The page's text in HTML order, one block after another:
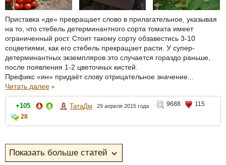
Приставка «де» превращает слово в прилагательное, указывая
на то, что стебель детерминантного сорта томата имеет
ограниченный рост. Стоит такому сорту обзавестись 3-10
соцветиями, как его стебель прекращает расти. У супер-
детерминантных экземпляров это случается гораздо раньше,
после появления 1-2 цветочных кистей.
Префикс «ин» придаёт слову отрицательное значение...
Читать далее»
+105 ТатаДм 29 апреля 2015 года 9688
115
28